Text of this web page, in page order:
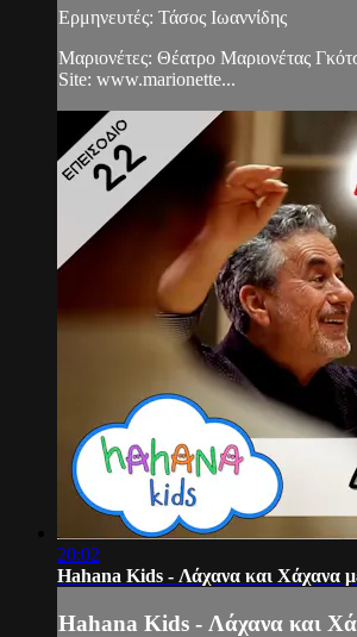
Ερμηνευτές: Τάσος Ιωαννίδης
Μαριονέτες: Θέατρο Μαριονέτας
Site: www.marionette...
20:02
Hahana Kids - Λάχανα και Χάχανα
Hahana Kids - Λάχανα και